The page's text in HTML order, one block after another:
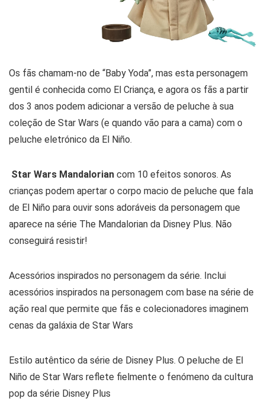
Os fãs chamam-no de “Baby Yoda”, mas esta personagem
gentil é conhecida como El Criança, e agora os fãs a partir
dos 3 anos podem adicionar a versão de peluche à sua
coleção de Star Wars (e quando vão para a cama) com o
peluche eletrónico da El Niño.
Star Wars Mandalorian com 10 efeitos sonoros. As
crianças podem apertar o corpo macio de peluche que fala
de El Niño para ouvir sons adoráveis da personagem que
aparece na série The Mandalorian da Disney Plus. Não
conseguirá resistir!
Acessórios inspirados no personagem da série. Inclui
acessórios inspirados na personagem com base na série de
ação real que permite que fãs e colecionadores imaginem
cenas da galáxia de Star Wars
Estilo autêntico da série de Disney Plus. O peluche de El
Niño de Star Wars reflete fielmente o fenómeno da cultura
pop da série Disney Plus